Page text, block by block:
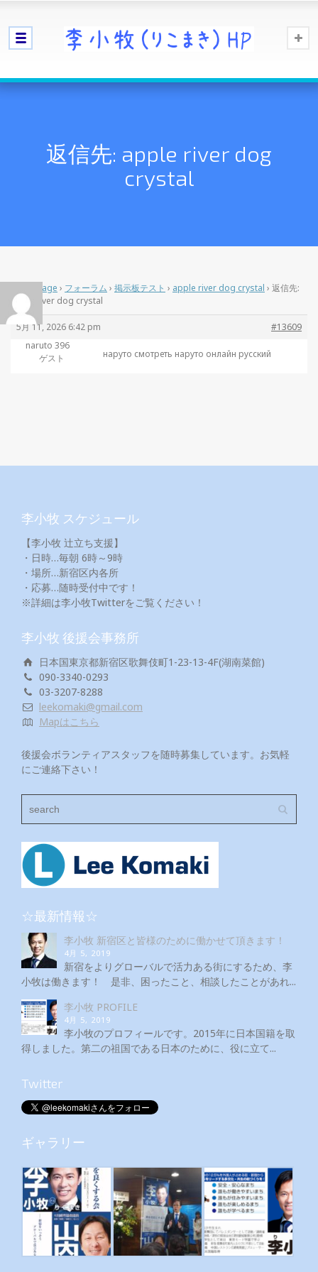
返信先: apple river dog
crystal
Home Page › フォーラム › 掲示板テスト › apple river dog crystal › 返信先:
apple river dog crystal
5月 11, 2026 6:42 pm
#13609
naruto 396
ゲスト
наруто смотреть наруто онлайн русский
李小牧 スケジュール
【李小牧 辻立ち支援】
・日時…毎朝 6時～9時
・場所…新宿区内各所
・応募…随時受付中です！
※詳細は李小牧Twitterをご覧ください！
李小牧 後援会事務所
日本国東京都新宿区歌舞伎町1-23-13-4F(湖南菜館)
090-3340-0293
03-3207-8288
leekomaki@gmail.com
Mapはこちら
後援会ボランティアスタッフを随時募集しています。お気軽
にご連絡下さい！
☆最新情報☆
李小牧 新宿区と皆様のために働かせて頂きます！
4月 5, 2019
新宿をよりグローバルで活力ある街にするため、李
小牧は働きます！ 是非、困ったこと、相談したことがあれ...
李小牧 PROFILE
4月 5, 2019
李小牧のプロフィールです。2015年に日本国籍を取
得しました。第二の祖国である日本のために、役に立て...
Twitter
ギャラリー